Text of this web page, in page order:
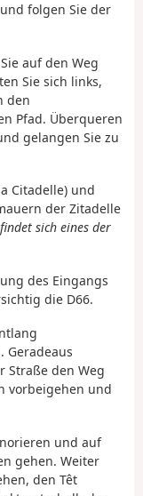
folgen Sie der
auf den Weg
Sie sich links,
den
Pfad. Überqueren
gelangen Sie zu
Citadelle) und
der Zitadelle
sich eines der
des Eingangs
die D66.
Straße den Weg
vorbeigehen und
und auf
gehen. Weiter
den Têt